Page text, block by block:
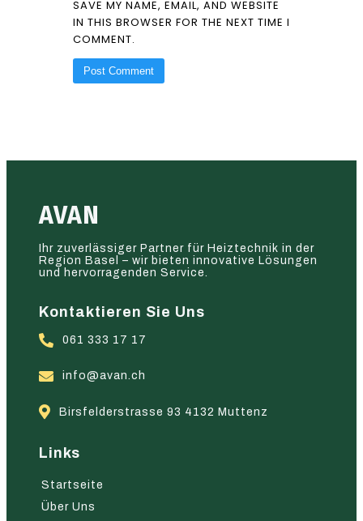
SAVE MY NAME, EMAIL, AND WEBSITE
IN THIS BROWSER FOR THE NEXT TIME I
COMMENT.
AVAN
Ihr zuverlässiger Partner für Heiztechnik in der
Region Basel – wir bieten innovative Lösungen
und hervorragenden Service.
Kontaktieren Sie Uns
061 333 17 17
info@avan.ch
Birsfelderstrasse 93 4132 Muttenz
Links
Startseite
Über Uns